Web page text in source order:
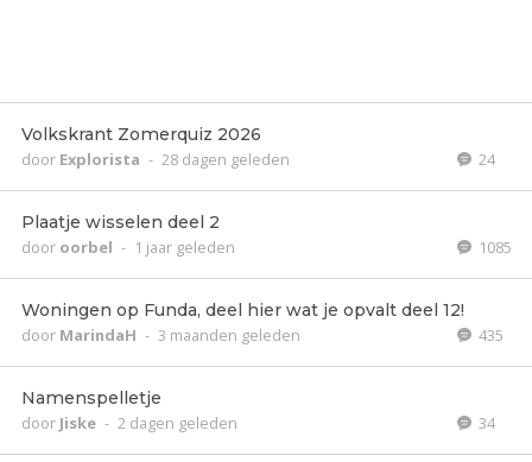
Volkskrant Zomerquiz 2026
door Explorista - 28 dagen geleden 24
Plaatje wisselen deel 2
door oorbel - 1 jaar geleden 1085
Woningen op Funda, deel hier wat je opvalt deel 12!
door MarindaH - 3 maanden geleden 435
Namenspelletje
door Jiske - 2 dagen geleden 34